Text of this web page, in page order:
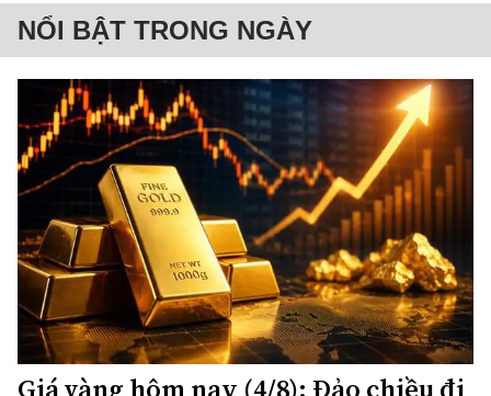
NỔI BẬT TRONG NGÀY
Giá vàng hôm nay (4/8): Đảo chiều đi